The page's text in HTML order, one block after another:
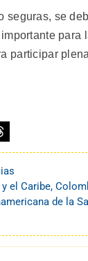
seguras, se
participar
el Caribe,
de la